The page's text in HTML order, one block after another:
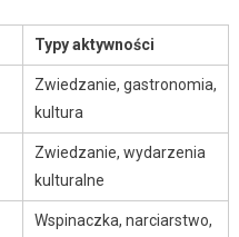
Typy aktywności
Zwiedzanie, gastronomia,
kultura
Zwiedzanie, wydarzenia
kulturalne
Wspinaczka, narciarstwo,